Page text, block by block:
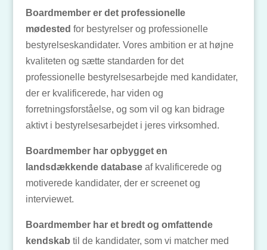
Boardmember er det professionelle
mødested for bestyrelser og professionelle
bestyrelseskandidater. Vores ambition er at højne
kvaliteten og sætte standarden for det
professionelle bestyrelsesarbejde med kandidater,
der er kvalificerede, har viden og
forretningsforståelse, og som vil og kan bidrage
aktivt i bestyrelsesarbejdet i jeres virksomhed.
Boardmember har opbygget en
landsdækkende databaseaf kvalificerede og
motiverede kandidater, der er screenet og
interviewet.
Boardmember har et bredt og omfattende
kendskab til de kandidater, som vi matcher med